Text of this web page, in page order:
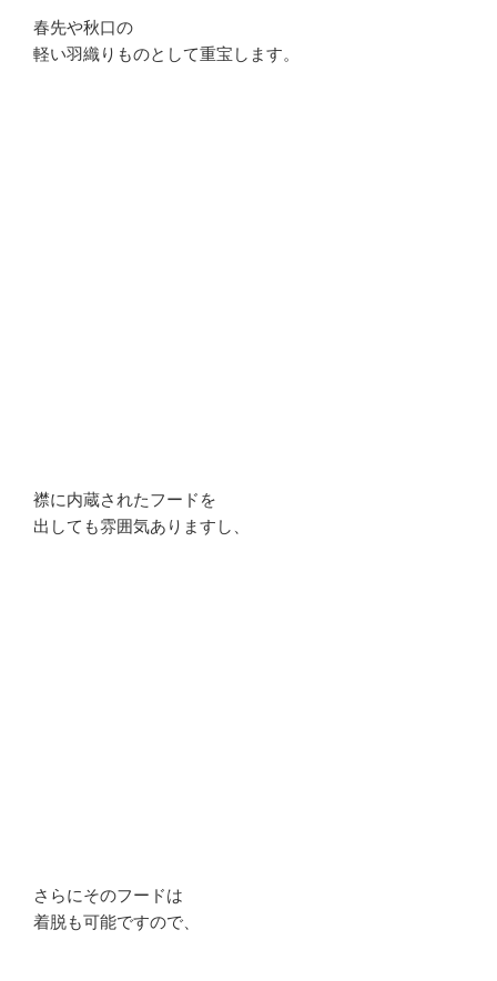
春先や秋口の
軽い羽織りものとして重宝します。
襟に内蔵されたフードを
出しても雰囲気ありますし、
さらにそのフードは
着脱も可能ですので、